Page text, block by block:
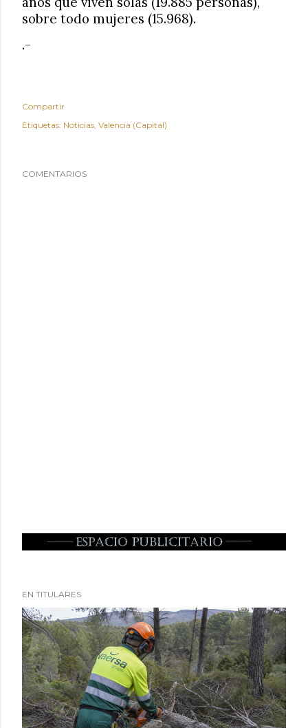
sobre todo mujeres (15.968).
.-
Compartir
Etiquetas: Noticias Valencia (Capital)
COMENTARIOS
EN TITULARES